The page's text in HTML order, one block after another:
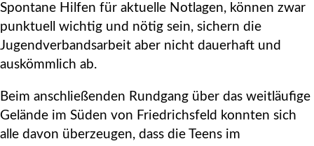
Spontane Hilfen für aktuelle Notlagen, können zwar
punktuell wichtig und nötig sein, sichern die
Jugendverbandsarbeit aber nicht dauerhaft und
auskömmlich ab.
Beim anschließenden Rundgang über das weitläufige
Gelände im Süden von Friedrichsfeld konnten sich
alle davon überzeugen, dass die Teens im